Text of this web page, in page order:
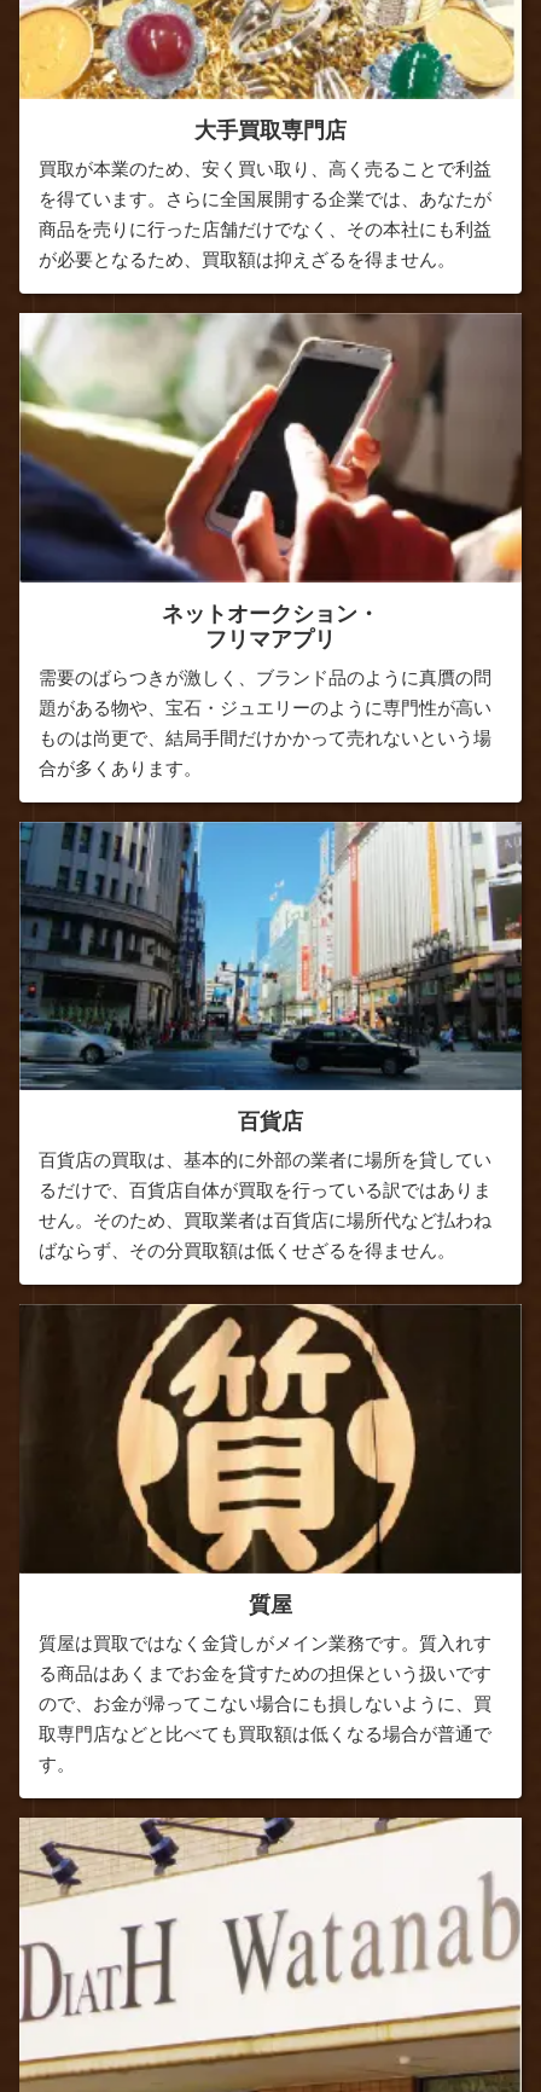
大手買取専門店
買取が本業のため、安く買い取り、高く売ることで利益
を得ています。さらに全国展開する企業では、あなたが
商品を売りに行った店舗だけでなく、その本社にも利益
が必要となるため、買取額は抑えざるを得ません。
ネットオークション・
フリマアプリ
需要のばらつきが激しく、ブランド品のように真贋の問
題がある物や、宝石・ジュエリーのように専門性が高い
ものは尚更で、結局手間だけかかって売れないという場
合が多くあります。
百貨店
百貨店の買取は、基本的に外部の業者に場所を貸してい
るだけで、百貨店自体が買取を行っている訳ではありま
せん。そのため、買取業者は百貨店に場所代など払わね
ばならず、その分買取額は低くせざるを得ません。
質屋
質屋は買取ではなく金貸しがメイン業務です。質入れす
る商品はあくまでお金を貸すための担保という扱いです
ので、お金が帰ってこない場合にも損しないように、買
取専門店などと比べても買取額は低くなる場合が普通で
す。